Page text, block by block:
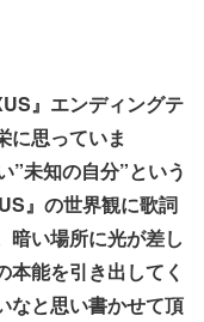
』エンディングテ
に思っていま
”未知の自分”という
』の世界観に歌詞
暗い場所に光が差し
能を引き出してく
なと思い書かせて頂